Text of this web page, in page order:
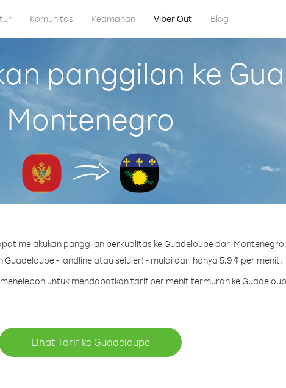
Komunitas Keamanan Viber Out Blog
panggilan ke
Montenegro
melakukan panggilan berkualitas ke Guadeloupe dari Montenegro.
- landline atau seluler! - mulai dari hanya 5.9 ¢ per menit.
untuk mendapatkan tarif per menit termurah ke
Lihat Tarif ke Guadeloupe